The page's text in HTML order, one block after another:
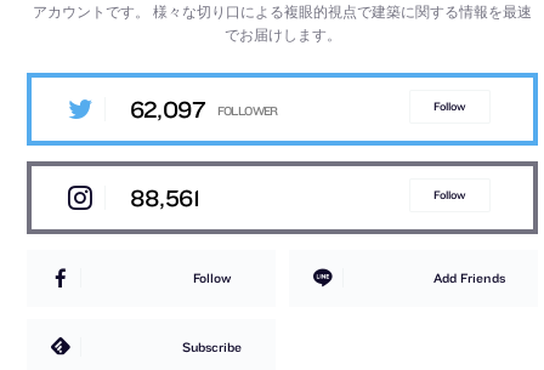
アカウントです。様々な切り口による複眼的視点で建築に関する情報を最速
でお届けします。
62,097 Follow
88,561 Follow
Follow Add Friends
Subscribe